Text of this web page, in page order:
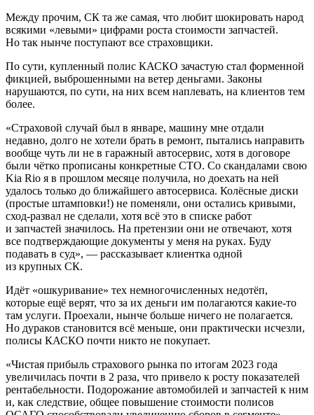
Между прочим, СК та же самая, что любит шокировать народ
всякими «левыми» цифрами роста стоимости запчастей.
Но так нынче поступают все страховщики.
По сути, купленный полис КАСКО зачастую стал форменной
фикцией, выброшенными на ветер деньгами. Законы
нарушаются, по сути, на них всем наплевать, на клиентов тем
более.
«Страховой случай был в январе, машину мне отдали
недавно, долго не хотели брать в ремонт, пытались направить
вообще чуть ли не в гаражный автосервис, хотя в договоре
были чётко прописаны конкретные СТО. Со скандалами свою
Kia Rio я в прошлом месяце получила, но доехать на ней
удалось только до ближайшего автосервиса. Колёсные диски
(простые штамповки!) не поменяли, они остались кривыми,
сход-развал не сделали, хотя всё это в списке работ
и запчастей значилось. На претензии они не отвечают, хотя
все подтверждающие документы у меня на руках. Буду
подавать в суд», — рассказывает клиентка одной
из крупных СК.
Идёт «ошкуривание» тех немногочисленных недотёп,
которые ещё верят, что за их деньги им полагаются какие-то
там услуги. Проехали, нынче больше ничего не полагается.
Но дураков становится всё меньше, они практически исчезли,
полисы КАСКО почти никто не покупает.
«Чистая прибыль страхового рынка по итогам 2023 года
увеличилась почти в 2 раза, что привело к росту показателей
рентабельности. Подорожание автомобилей и запчастей к ним
и, как следствие, общее повышение стоимости полисов